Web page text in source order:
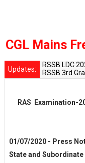
Mains Free
Updates:
RSSB LDC
RSSB 3rd
Rajasthan
RAS Examination-
01/07/2020 - Press
State and